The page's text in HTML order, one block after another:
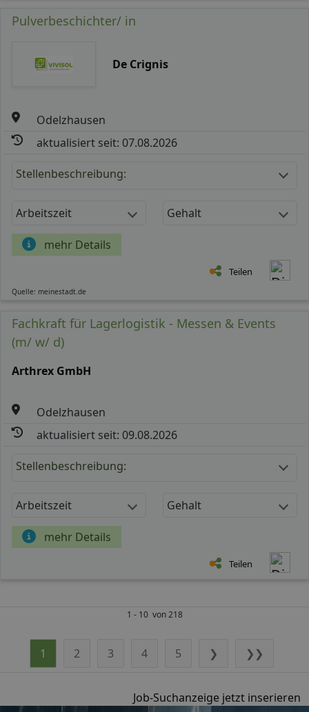
Pulverbeschichter/ in
De Crignis
Odelzhausen
aktualisiert seit: 07.08.2026
Stellenbeschreibung:
Arbeitszeit Gehalt
mehr Details
Teilen
Quelle: meinestadt.de
Fachkraft für Lagerlogistik - Messen & Events
(m/ w/ d)
Arthrex GmbH
Odelzhausen
aktualisiert seit: 09.08.2026
Stellenbeschreibung:
Arbeitszeit Gehalt
mehr Details
Teilen
1 - 10 von 218
1 2 3 4 5 ❯ ❯❯
Job-Suchanzeige jetzt inserieren